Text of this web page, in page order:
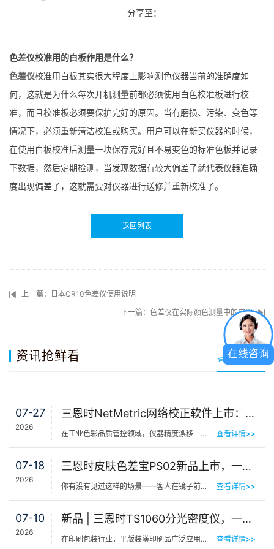
分享至：
色差仪校准用的白板作用是什么？
色差仪校准用白板其实很大程度上影响测色仪器当前的准确度如
何，这就是为什么每次开机测量前都必须使用白色校准板进行校
准，而且校准板必须要保护完好的原因。当有磨损、污染、变色等
情况下，必须重新清洁校准或购买。用户可以在新买仪器的时候，
在使用白板校准后测量一块保存完好且不易变色的标准色板并记录
下数据，然后定期检测，当发现数据有较大偏差了就代表仪器准确
度出现偏差了，这就需要对仪器进行送修并重新校准了。
返回列表
上一篇：日本CR10色差仪使用说明
下一篇：色差仪在实际颜色测量中的应用
资讯抢鲜看 查看更多资讯
07-27
2026
三恩时NetMetric网络校正软件上市：告别返厂，15分钟让测色仪“恢复出厂精度”
在工业色彩品质管控领域，仪器精度漂移一直是制造企业挥之不去的隐痛。同一批货，A车间测合格、B车间测不合… 查看详情>>
07-18
2026
三恩时皮肤色差宝PS02新品上市，一键测出你的精准肤色等级
你有没有见过这样的场景——客人在镜子前端详半天，问：“我是不是白了一点？”美容师… 查看详情>>
07-10
2026
新品 | 三恩时TS1060分光密度仪，一机覆盖平版装潢印刷品色密度与色差检测
在印刷包装行业，平版装潢印刷品广泛应用于包装工艺品、日化标签、节日用品等场景，客户对同一批次产品的色… 查看详情>>
在线咨询